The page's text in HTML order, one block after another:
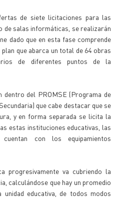
de siete licitaciones para las
de salas informáticas, se realizarán
dado que en esta fase comprende
que abarca un total de 64 obras
de diferentes puntos de la
dentro del PROMSE (Programa de
que cabe destacar que se
y en forma separada se licita la
estas instituciones educativas, las
con los equipamientos
progresivamente va cubriendo la
calculándose que hay un promedio
educativa, de todos modos